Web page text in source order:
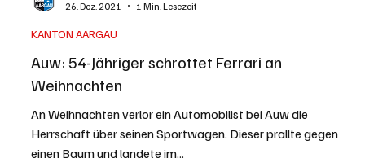
26. Dez. 2021
KANTON AARGAU
Auw: 54-Jähriger schrottet Ferrari an
Weihnachten
An Weihnachten verlor ein Automobilist bei Auw die